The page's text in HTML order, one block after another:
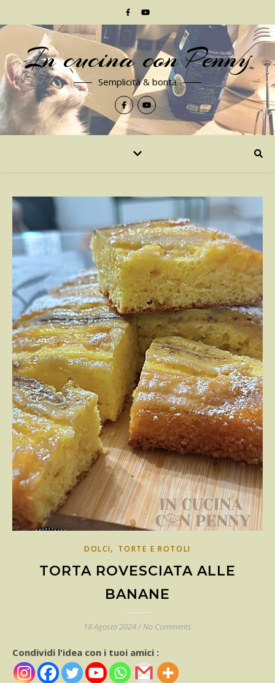
In cucina con Penny
Semplicità & bontà
DOLCI, TORTE E ROTOLI
TORTA ROVESCIATA ALLE
BANANE
18 Agosto 2024/ No Comments
Condividi l'idea con i tuoi amici :